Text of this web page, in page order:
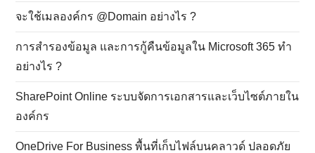
จะใช้เมลองค์กร @Domain อย่างไร ?
การสำรองข้อมูล และการกู้คืนข้อมูลใน Microsoft 365 ทำ
อย่างไร ?
SharePoint Online ระบบจัดการเอกสารและเว็บไซต์ภายใน
องค์กร
OneDrive For Business พื้นที่เก็บไฟล์บนคลาวด์ ปลอดภัย